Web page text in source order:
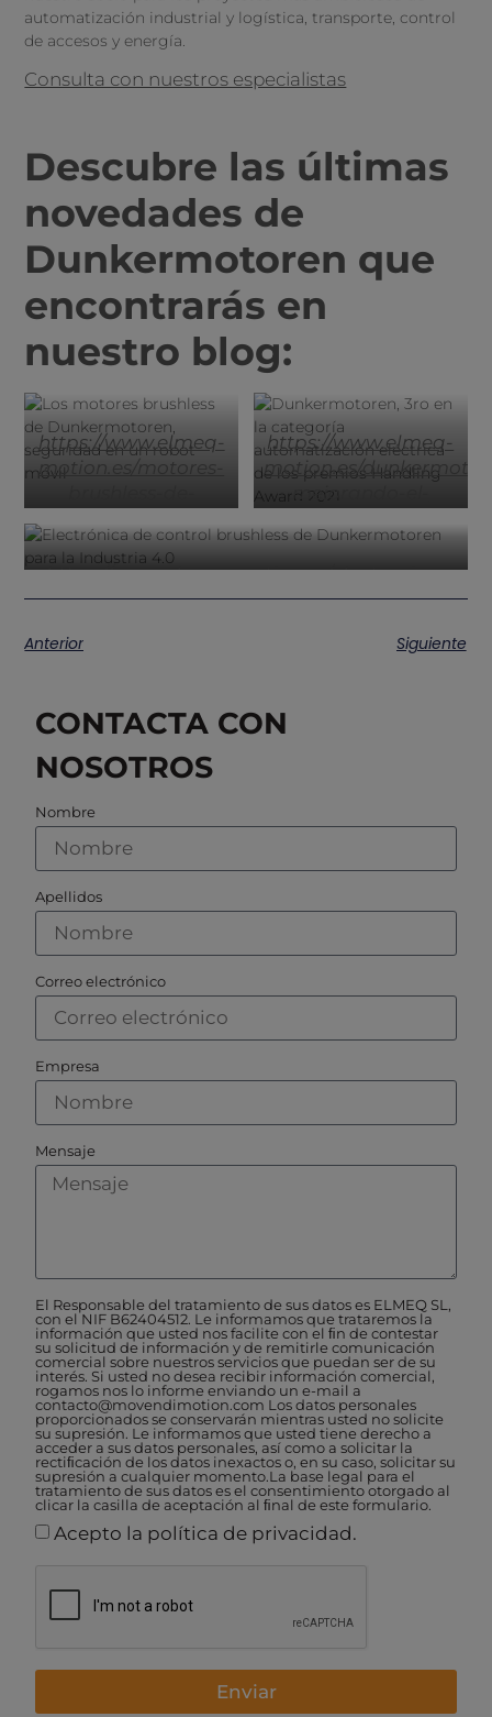
automatización industrial y logística, transporte, control
de accesos y energía.
Consulta con nuestros especialistas
Descubre las últimas
novedades de
Dunkermotoren que
encontrarás en
nuestro blog:
https://www.elmeq-
motion.es/motores-
seguridad-en-un-
robot-movil
https://www.elmeq-
motion.es/
mejorando-el-
traccion-para-los-
procesos-de-la-
intralogistica
https://www.elmeq-motion.es/electronica-
de-contro-brushless-de-dunkermotoren-
Anterior
Siguiente
CONTACTA CON
NOSOTROS
Nombre
Apellidos
Correo electrónico
Empresa
Mensaje
El Responsable del tratamiento de sus datos es ELMEQ SL,
con el NIF B62404512. Le informamos que trataremos la
información que usted nos facilite con el ﬁn de contestar
su solicitud de información y de remitirle comunicación
comercial sobre nuestros servicios que puedan ser de su
interés. Si usted no desea recibir información comercial,
rogamos nos lo informe enviando un e-mail a
contacto@movendimotion.com Los datos personales
proporcionados se conservarán mientras usted no solicite
su supresión. Le informamos que usted tiene derecho a
acceder a sus datos personales, así como a solicitar la
rectiﬁcación de los datos inexactos o, en su caso, solicitar su
supresión a cualquier momento.La base legal para el
tratamiento de sus datos es el consentimiento otorgado al
clicar la casilla de aceptación al ﬁnal de este formulario.
Acepto la política de privacidad.
Enviar